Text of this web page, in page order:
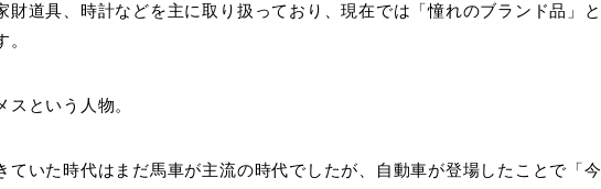
財道具、時計などを主に取り扱っており、現在では「憧れのブランド品」と
という人物。
ていた時代はまだ馬車が主流の時代でしたが、自動車が登場したことで「今